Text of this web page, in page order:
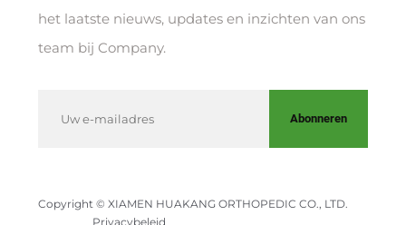
het laatste nieuws, updates en inzichten van ons
team bij Company.
Abonneren
Copyright © XIAMEN HUAKANG ORTHOPEDIC CO., LTD.
Privacybeleid